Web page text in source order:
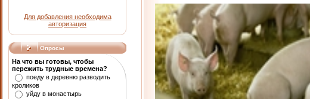
Для добавления необходима
авторизация
Опросы
На что вы готовы, чтобы
пережить трудные времена?
поеду в деревню разводить
кроликов
уйду в монастырь